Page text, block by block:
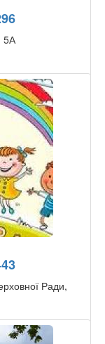
5А
Ради,